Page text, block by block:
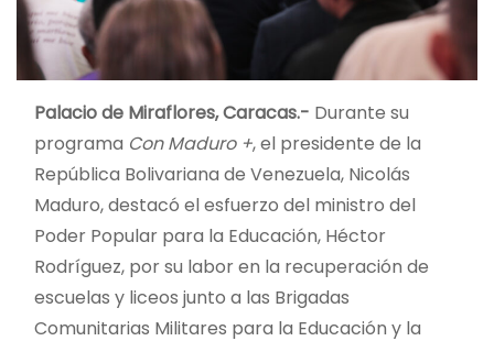
Palacio de Miraflores, Caracas.- Durante su
programa Con Maduro +, el presidente de la
República Bolivariana de Venezuela, Nicolás
Maduro, destacó el esfuerzo del ministro del
Poder Popular para la Educación, Héctor
Rodríguez, por su labor en la recuperación de
escuelas y liceos junto a las Brigadas
Comunitarias Militares para la Educación y la